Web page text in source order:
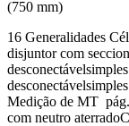
(750 mm)
16 Generalidades
disjuntor com
Medição de MT pág.
com neutro